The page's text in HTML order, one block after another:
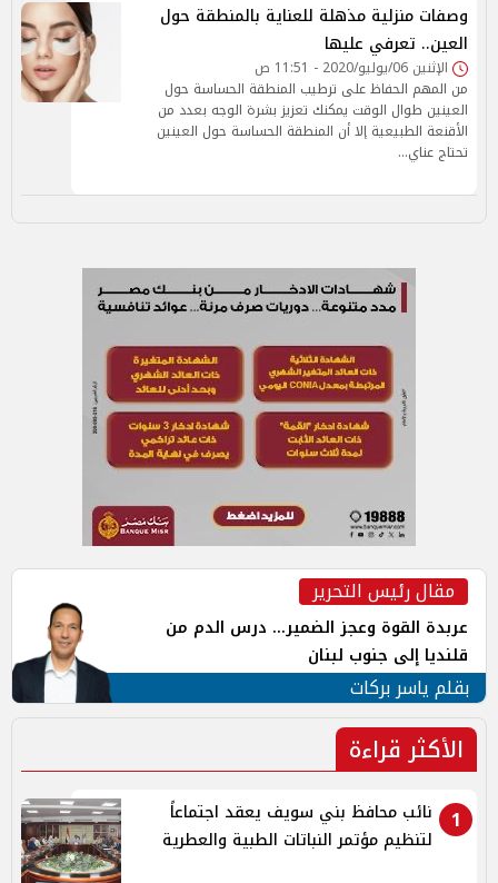
وصفات منزلية مذهلة للعناية بالمنطقة حول
العين.. تعرفي عليها
الإثنين 06/يوليو/2020 - 11:51 ص
من المهم الحفاظ على ترطيب المنطقة الحساسة حول
العينين طوال الوقت يمكنك تعزيز بشرة الوجه بعدد من
الأقنعة الطبيعية إلا أن المنطقة الحساسة حول العينين
تحتاج عناي…
مقال رئيس التحرير
عربدة القوة وعجز الضمير... درس الدم من
قلنديا إلى جنوب لبنان
بقلم ياسر بركات
الأكثر قراءة
1
نائب محافظ بني سويف يعقد اجتماعاً
لتنظيم مؤتمر النباتات الطبية والعطرية